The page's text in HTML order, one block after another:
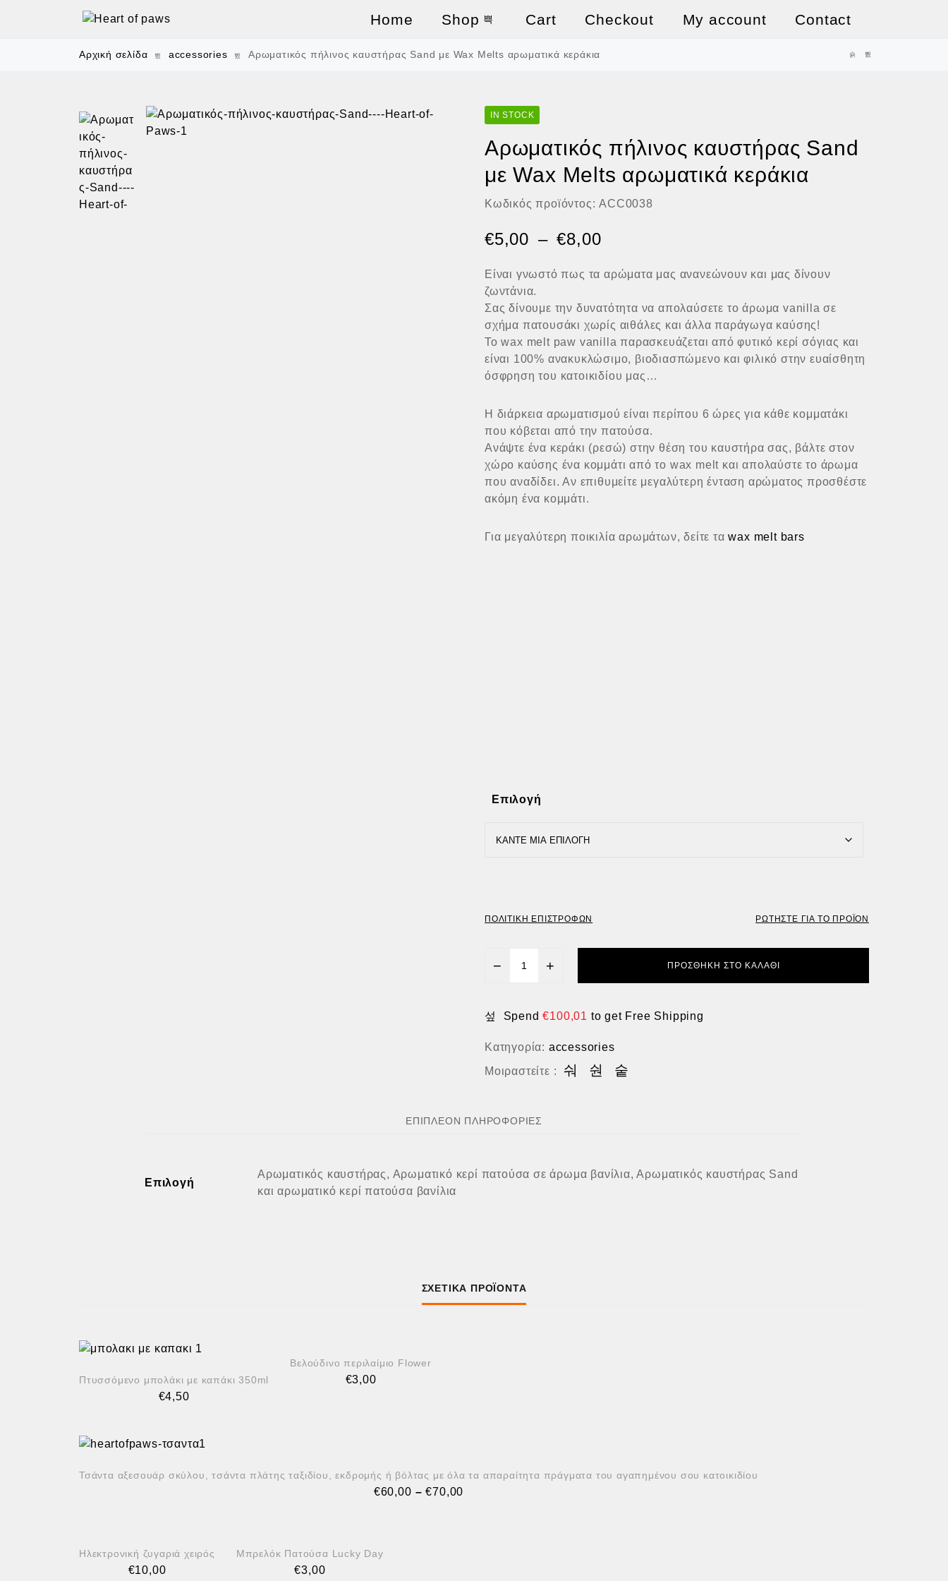
Home Shop Cart Checkout My account Contact
Αρχική σελίδα accessories Αρωματικός πήλινος καυστήρας Sand με Wax Melts αρωματικά κεράκια
IN STOCK
Αρωματικός πήλινος καυστήρας Sand
με Wax Melts αρωματικά κεράκια
Κωδικός προϊόντος: ACC0038
€5,00 – €8,00
Είναι γνωστό πως τα αρώματα μας ανανεώνουν και μας δίνουν
ζωντάνια.
Σας δίνουμε την δυνατότητα να απολαύσετε το άρωμα vanilla σε
σχήμα πατουσάκι χωρίς αιθάλες και άλλα παράγωγα καύσης!
Το wax melt paw vanilla παρασκευάζεται από φυτικό κερί σόγιας και
είναι 100% ανακυκλώσιμο, βιοδιασπώμενo και φιλικό στην ευαίσθητη
όσφρηση του κατοικιδίου μας…
Η διάρκεια αρωματισμού είναι περίπου 6 ώρες για κάθε κομματάκι
που κόβεται από την πατούσα.
Ανάψτε ένα κεράκι (ρεσώ) στην θέση του καυστήρα σας, βάλτε στον
χώρο καύσης ένα κομμάτι από το wax melt και απολαύστε το άρωμα
που αναδίδει. Αν επιθυμείτε μεγαλύτερη ένταση αρώματος προσθέστε
ακόμη ένα κομμάτι.
Για μεγαλύτερη ποικιλία αρωμάτων, δείτε ταwax melt bars
Επιλογή
ΠΟΛΙΤΙΚΗ ΕΠΙΣΤΡΟΦΩΝ ΡΩΤΗΣΤΕ ΓΙΑ ΤΟ ΠΡΟΪΟΝ
− + ΠΡΟΣΘΉΚΗ ΣΤΟ ΚΑΛΆΘΙ
Spend€100,01 to get Free Shipping
Κατηγορία: accessories
Μοιραστείτε :
ΕΠΙΠΛΈΟΝ ΠΛΗΡΟΦΟΡΊΕΣ
Επιλογή
Αρωματικός καυστήρας, Αρωματικό κερί πατούσα σε άρωμα βανίλια, Αρωματικός καυστήρας Sand
και αρωματικό κερί πατούσα βανίλια
ΣΧΕΤΙΚΆ ΠΡΟΪΌΝΤΑ
Πτυσσόμενο μπολάκι με καπάκι 350ml
€4,50
Βελούδινο περιλαίμιο Flower
€3,00
Τσάντα αξεσουάρ σκύλου, τσάντα πλάτης ταξιδίου, εκδρομής ή βόλτας με όλα τα απαραίτητα πράγματα του αγαπημένου σου κατοικιδίου
€60,00 – €70,00
Ηλεκτρονική ζυγαριά χειρός
€10,00
Μπρελόκ Πατούσα Lucky Day
€3,00